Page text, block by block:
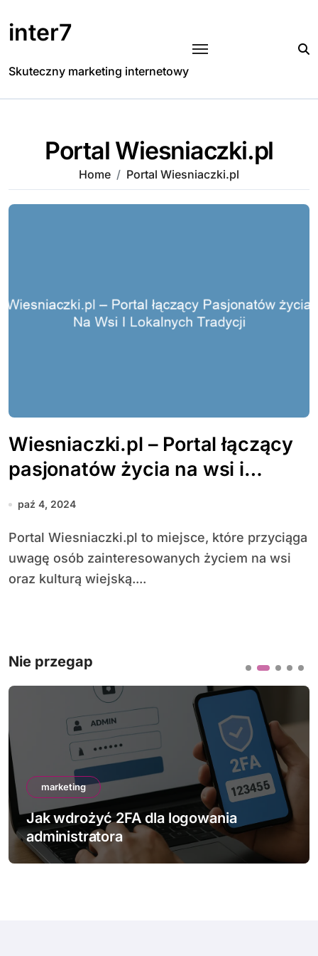
to
content
inter7
Skuteczny marketing internetowy
Portal Wiesniaczki.pl
Home Portal Wiesniaczki.pl
Wiesniaczki.pl – Portal łączący
pasjonatów życia na wsi i
lokalnych tradycji
paź 4, 2024
Portal Wiesniaczki.pl to miejsce, które przyciąga
uwagę osób zainteresowanych życiem na wsi
oraz kulturą wiejską....
Nie przegap
marketing
Jak wdrożyć 2FA dla logowania
administratora